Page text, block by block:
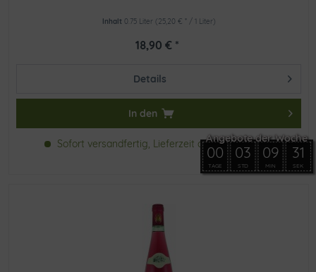
Inhalt 0.75 Liter (25,20 € * / 1 Liter)
18,90 € *
Details
In den
Sofort versandfertig, Lieferzeit ca. 1-2 Werktage
00
TAGE
03
STD
09
MIN
30
SEK